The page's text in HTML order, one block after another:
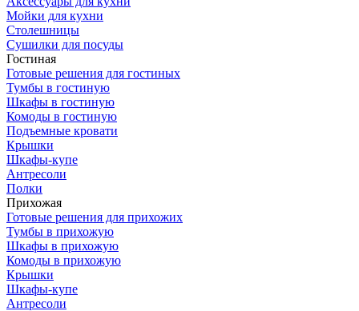
Мойки для кухни
Столешницы
Сушилки для посуды
Гостиная
Готовые решения для гостиных
Тумбы в гостиную
Шкафы в гостиную
Комоды в гостиную
Подъемные кровати
Крышки
Шкафы-купе
Антресоли
Полки
Прихожая
Готовые решения для прихожих
Тумбы в прихожую
Шкафы в прихожую
Комоды в прихожую
Крышки
Шкафы-купе
Антресоли